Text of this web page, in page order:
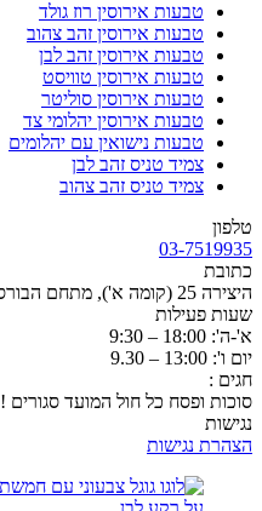
טבעות אירוסין רוז גולד
טבעות אירוסין זהב צהוב
טבעות אירוסין זהב לבן
טבעות אירוסין טוויסט
טבעות אירוסין סוליטר
טבעות אירוסין יהלומי צד
טבעות נישואין עם יהלומים
צמיד טניס זהב לבן
צמיד טניס זהב צהוב
טלפון
03-7519935
כתובת
היצירה 25 (קומה א'), מתחם הבורסה, רמת גן
שעות פעילות
א'-ה': 18:00 – 9:30
יום ו': 13:00 – 9.30
חגים :
סוכות ופסח כל חול המועד סגורים !
נגישות
הצהרת נגישות